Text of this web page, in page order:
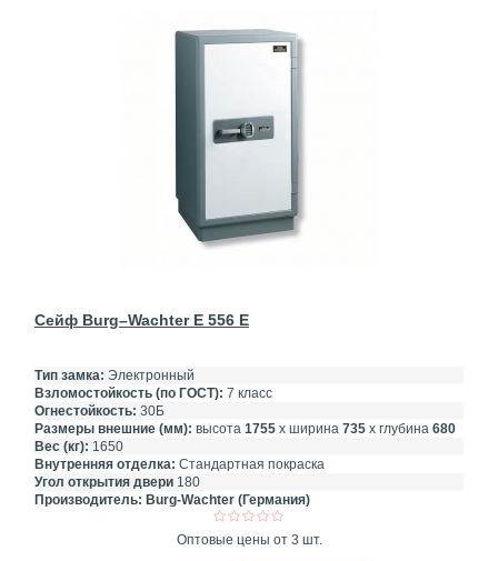
Сейф Burg–Wachter E 556 E
Тип замка: Электронный
Взломостойкость (по ГОСТ): 7 класс
Огнестойкость: 30Б
Размеры внешние (мм): высота 1755 х ширина 735 х глубина 680
Вес (кг): 1650
Внутренняя отделка: Стандартная покраска
Угол открытия двери 180
Производитель: Burg-Wachter (Германия)
Оптовые цены от 3 шт.